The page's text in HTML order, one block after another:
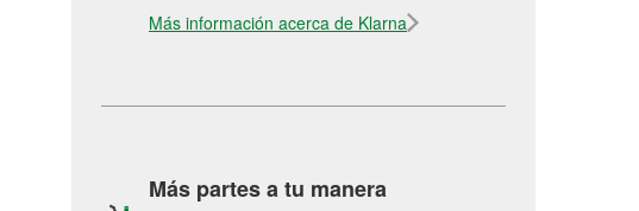
Más información acerca de Klarna
Más partes a tu manera